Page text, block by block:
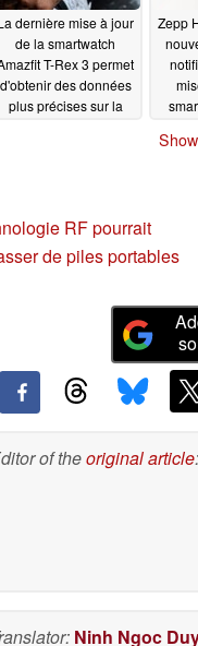
dernière mise à jour
de la smartwatch
T-Rex 3 permet
d'obtenir des données
plus précises sur la
Zepp
RF pourrait
de piles portables
of theoriginal article:
Ninh Ngoc